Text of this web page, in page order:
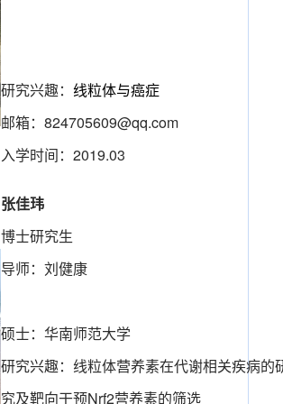
研究兴趣：线粒体与癌症
邮箱：824705609@qq.com
入学时间：2019.03
张佳玮
博士研究生
导师：刘健康
硕士：华南师范大学
研究兴趣：线粒体营养素在代谢相关疾病的
究及靶向干预Nrf2营养素的筛选